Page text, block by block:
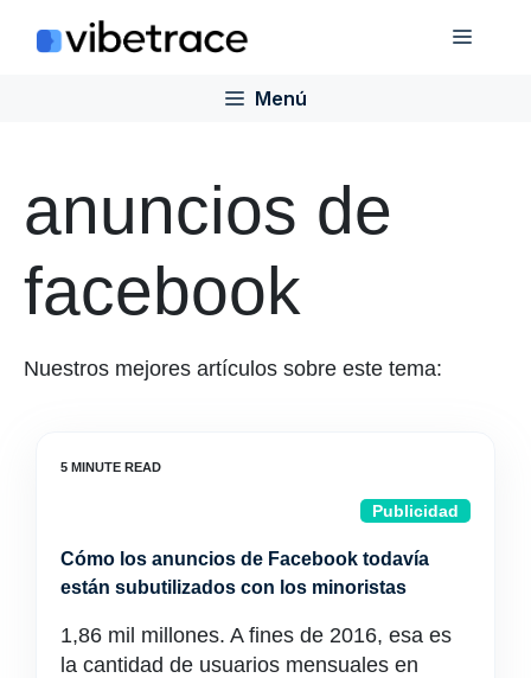
Menú
Menú
anuncios de
facebook
Nuestros mejores artículos sobre este tema:
Publicidad
Cómo los anuncios de Facebook todavía
están subutilizados con los minoristas
1,86 mil millones. A fines de 2016, esa es
la cantidad de usuarios mensuales en